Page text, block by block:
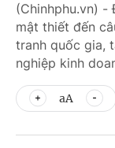
(Chinhphu.vn) -
mật thiết đến
tranh quốc gia,
nghiệp kinh
aA